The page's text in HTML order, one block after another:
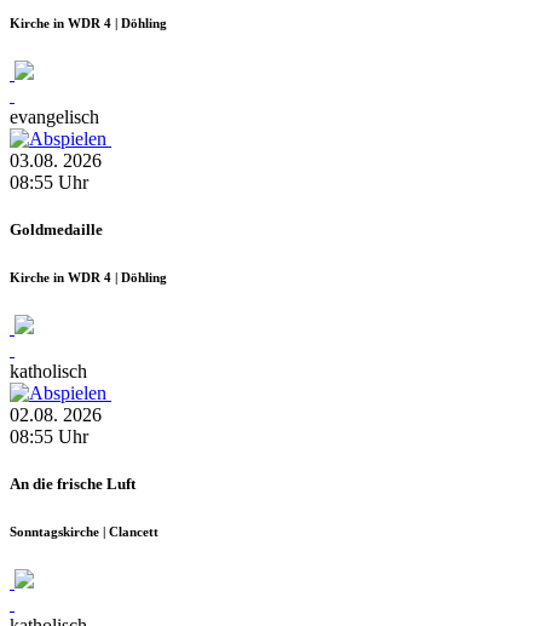
Kirche in WDR 4 | Döhling
evangelisch
03.08. 2026
08:55 Uhr
Goldmedaille
Kirche in WDR 4 | Döhling
katholisch
02.08. 2026
08:55 Uhr
An die frische Luft
Sonntagskirche | Clancett